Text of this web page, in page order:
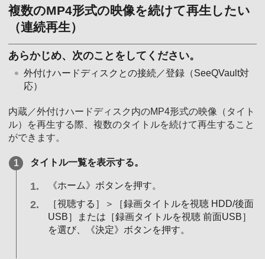
複数のMP4形式の映像を続けて再生したい
（連続再生）
あらかじめ、次のことをしてください。
外付けハードディスクとの接続／登録（SeeQVault対
応）
内蔵／外付けハードディスク内のMP4形式の映像（タイト
ル）を再生する際、複数のタイトルを続けて再生すること
ができます。
タイトル一覧を表示する。
《ホーム》ボタンを押す。
［視聴する］＞［録画タイトルを視聴 HDD/後面
USB］または［録画タイトルを視聴 前面USB］
を選び、《決定》ボタンを押す。